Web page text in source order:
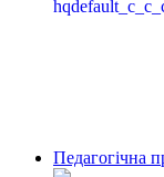
Педагогічна